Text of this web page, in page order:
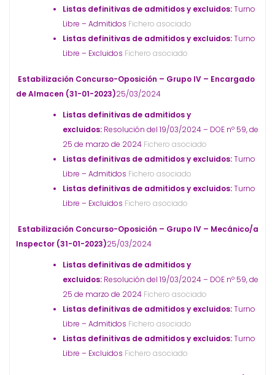
Listas definitivas de admitidos y excluidos:Turno
Libre – Admitidos Fichero asociado
Listas definitivas de admitidos y excluidos:Turno
Libre – Excluidos Fichero asociado
Estabilización Concurso-Oposición – Grupo IV – Encargado
de Almacen (31-01-2023)25/03/2024
Listas definitivas de admitidos y
excluidos: Resolución del 19/03/2024 – DOE nº 59, de
25 de marzo de 2024 Fichero asociado
Listas definitivas de admitidos y excluidos:Turno
Libre – Admitidos Fichero asociado
Listas definitivas de admitidos y excluidos:Turno
Libre – Excluidos Fichero asociado
Estabilización Concurso-Oposición – Grupo IV – Mecánico/a
Inspector (31-01-2023)25/03/2024
Listas definitivas de admitidos y
excluidos: Resolución del 19/03/2024 – DOE nº 59, de
25 de marzo de 2024 Fichero asociado
Listas definitivas de admitidos y excluidos:Turno
Libre – Admitidos Fichero asociado
Listas definitivas de admitidos y excluidos:Turno
Libre – Excluidos Fichero asociado